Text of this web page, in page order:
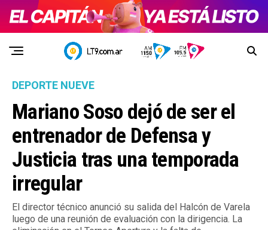
DEPORTE NUEVE
Mariano Soso dejó de ser el
entrenador de Defensa y
Justicia tras una temporada
irregular
El director técnico anunció su salida del Halcón de Varela
luego de una reunión de evaluación con la dirigencia. La